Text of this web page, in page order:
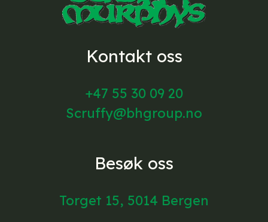
Kontakt oss
+47 55 30 09 20
Scruffy@bhgroup.no
Besøk oss
Torget 15, 5014 Bergen